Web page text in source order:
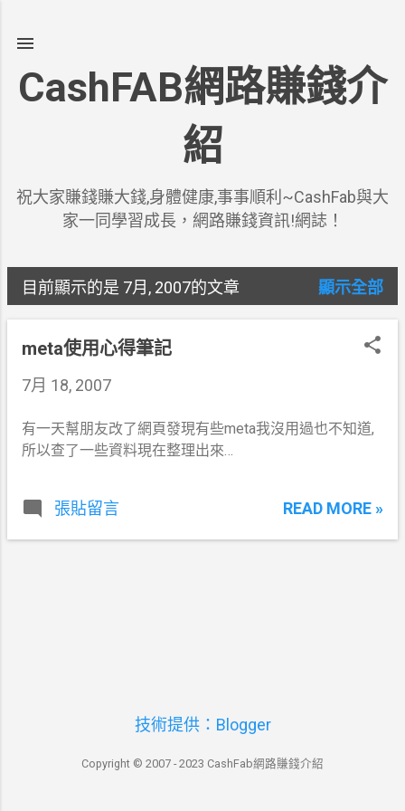
CashFAB網路賺錢介
紹
祝大家賺錢賺大錢,身體健康,事事順利~CashFab與大
家一同學習成長，網路賺錢資訊!網誌！
發
表
文
章
目前顯示的是 7月, 2007的文章 顯示全部
meta使用心得筆記
7月 18, 2007
有一天幫朋友改了網頁發現有些meta我沒用過也不知道,
所以查了一些資料現在整理出來…
張貼留言 READ MORE »
技術提供：Blogger
Copyright © 2007 - 2023 CashFab網路賺錢介紹